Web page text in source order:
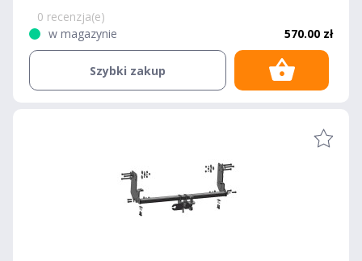
0 recenzja(e)
w magazynie
570.00 zł
Szybki zakup